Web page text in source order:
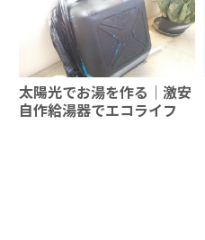
太陽光でお湯を作る｜激安
自作給湯器でエコライフ